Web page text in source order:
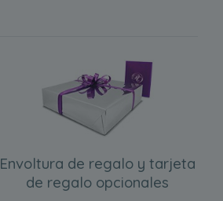
Envoltura de regalo y tarjeta
de regalo opcionales